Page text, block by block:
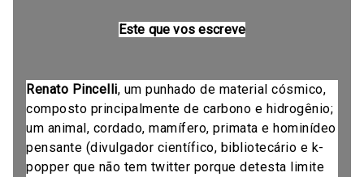
Este que vos escreve
Renato Pincelli, um punhado de material cósmico,
composto principalmente de carbono e hidrogênio;
um animal, cordado, mamífero, primata e hominídeo
pensante (divulgador científico, bibliotecário e k-
popper que não tem twitter porque detesta limite